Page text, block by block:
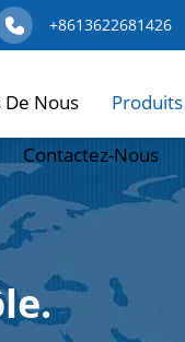
+8613622681426
De Nous Produits
Contactez-Nous